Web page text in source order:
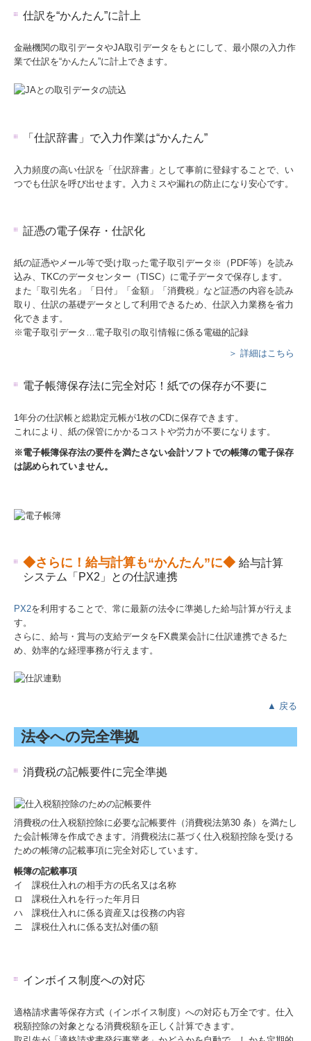
仕訳を“かんたん”に計上
金融機関の取引データやJA取引データをもとにして、最小限の入力作
業で仕訳を“かんたん”に計上できます。
「仕訳辞書」で入力作業は“かんたん”
入力頻度の高い仕訳を「仕訳辞書」として事前に登録することで、い
つでも仕訳を呼び出せます。入力ミスや漏れの防止になり安心です。
証憑の電子保存・仕訳化
紙の証憑やメール等で受け取った電子取引データ※（PDF等）を読み
込み、TKCのデータセンター（TISC）に電子データで保存します。
また「取引先名」「日付」「金額」「消費税」など証憑の内容を読み
取り、仕訳の基礎データとして利用できるため、仕訳入力業務を省力
化できます。
※電子取引データ…電子取引の取引情報に係る電磁的記録
＞ 詳細はこちら
電子帳簿保存法に完全対応！紙での保存が不要に
1年分の仕訳帳と総勘定元帳が1枚のCDに保存できます。
これにより、紙の保管にかかるコストや労力が不要になります。
※電子帳簿保存法の要件を満たさない会計ソフトでの帳簿の電子保存
は認められていません。
◆さらに！給与計算も“かんたん”に◆ 給与計算
システム「PX2」との仕訳連携
PX2を利用することで、常に最新の法令に準拠した給与計算が行えま
す。
さらに、給与・賞与の支給データをFX農業会計に仕訳連携できるた
め、効率的な経理事務が行えます。
▲ 戻る
法令への完全準拠
消費税の記帳要件に完全準拠
消費税の仕入税額控除に必要な記帳要件（消費税法第30 条）を満たし
た会計帳簿を作成できます。消費税法に基づく仕入税額控除を受ける
ための帳簿の記載事項に完全対応しています。
帳簿の記載事項
イ 課税仕入れの相手方の氏名又は名称
ロ 課税仕入れを行った年月日
ハ 課税仕入れに係る資産又は役務の内容
ニ 課税仕入れに係る支払対価の額
インボイス制度への対応
適格請求書等保存方式（インボイス制度）への対応も万全です。仕入
税額控除の対象となる消費税額を正しく計算できます。